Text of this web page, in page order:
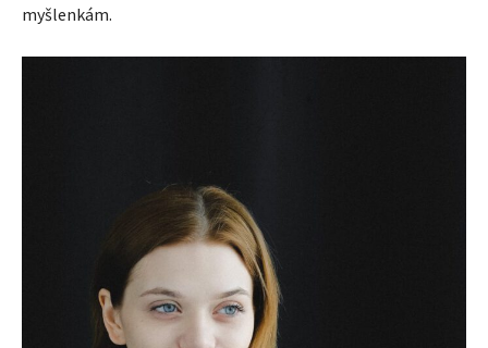
myšlenkám.